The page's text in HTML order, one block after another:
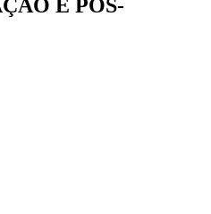
E PÓS-